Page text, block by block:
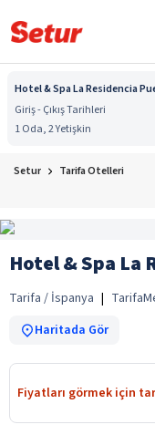
Hotel & Spa La Residencia
Giriş - Çıkış Tarihleri
1 Oda, 2 Yetişkin
Setur Tarifa Otelleri
Hotel & Spa La
Tarifa / İspanya | Tarifa
Haritada Gör
Fiyatları görmek için